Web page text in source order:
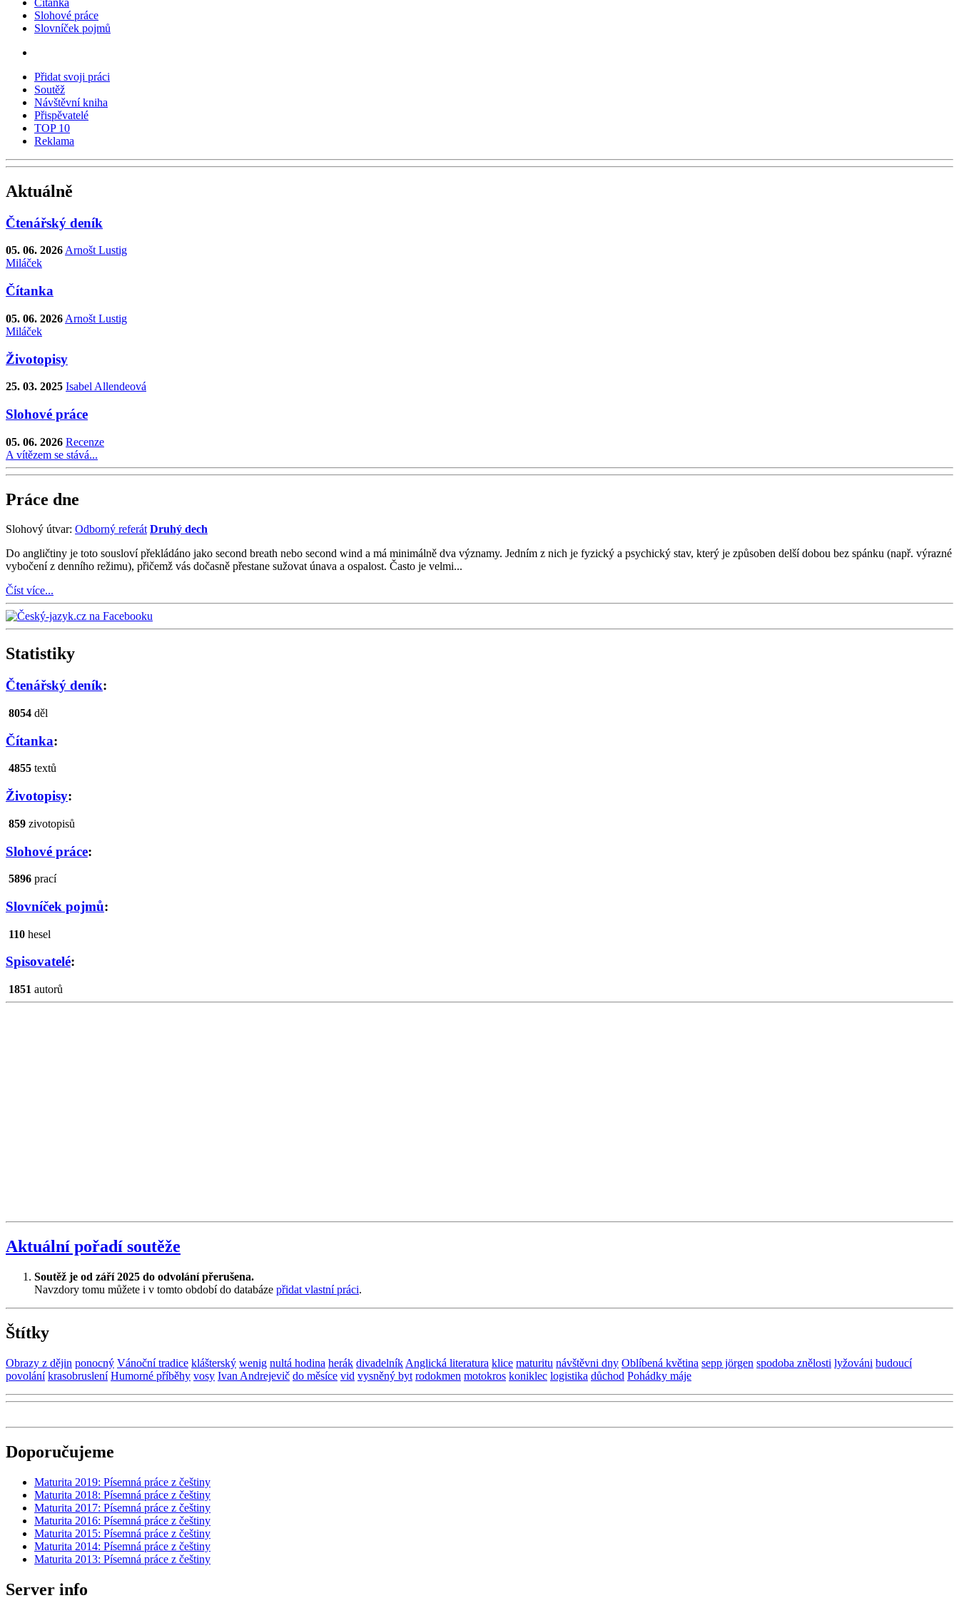
Slohové práce
Slovníček pojmů
Přidat svoji práci
Soutěž
Návštěvní kniha
Přispěvatelé
TOP 10
Reklama
Aktuálně
Čtenářský deník
05. 06. 2026 Arnošt Lustig
Miláček
Čítanka
05. 06. 2026 Arnošt Lustig
Miláček
Životopisy
25. 03. 2025 Isabel Allendeová
Slohové práce
05. 06. 2026 Recenze
A vítězem se stává...
Práce dne
Slohový útvar: Odborný referát Druhý dech
Do angličtiny je toto sousloví překládáno jako second breath nebo second wind a má minimálně dva významy. Jedním z nich je fyzický a psychický stav, který je způsoben delší dobou bez spánku (např. výrazné
vybočení z denního režimu), přičemž vás dočasně přestane sužovat únava a ospalost. Často je velmi...
Číst více...
Statistiky
Čtenářský deník:
8054 děl
Čítanka:
4855 textů
Životopisy:
859 zivotopisů
Slohové práce:
5896 prací
Slovníček pojmů:
110 hesel
Spisovatelé:
1851 autorů
Aktuální pořadí soutěže
Soutěž je od září 2025 do odvolání přerušena.
Navzdory tomu můžete i v tomto období do databáze přidat vlastní práci.
Štítky
Obrazy z dějin ponocný Vánoční tradice klášterský wenig nultá hodina herák divadelník Anglická literatura klice maturitu návštěvni dny Oblíbená květina sepp jörgen spodoba znělosti lyžováni budoucí
povolání krasobruslení Humorné příběhy vosy Ivan Andrejevič do měsíce vid vysněný byt rodokmen motokros koniklec logistika důchod Pohádky máje
Doporučujeme
Maturita 2019: Písemná práce z češtiny
Maturita 2018: Písemná práce z češtiny
Maturita 2017: Písemná práce z češtiny
Maturita 2016: Písemná práce z češtiny
Maturita 2015: Písemná práce z češtiny
Maturita 2014: Písemná práce z češtiny
Maturita 2013: Písemná práce z češtiny
Server info